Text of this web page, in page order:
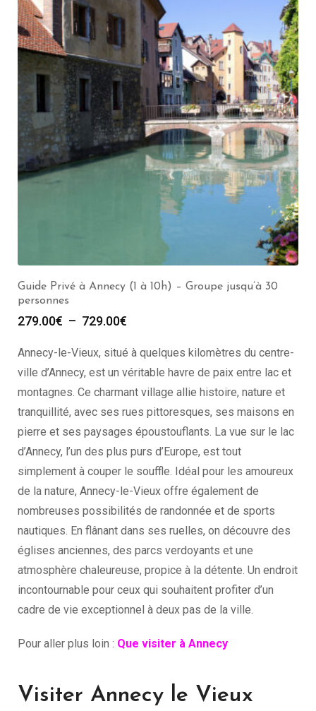
Guide Privé à Annecy (1 à 10h) – Groupe jusqu’à 30
personnes
279.00€ – 729.00€
Annecy-le-Vieux, situé à quelques kilomètres du centre-
ville d’Annecy, est un véritable havre de paix entre lac et
montagnes. Ce charmant village allie histoire, nature et
tranquillité, avec ses rues pittoresques, ses maisons en
pierre et ses paysages époustouflants. La vue sur le lac
d’Annecy, l’un des plus purs d’Europe, est tout
simplement à couper le souffle. Idéal pour les amoureux
de la nature, Annecy-le-Vieux offre également de
nombreuses possibilités de randonnée et de sports
nautiques. En flânant dans ses ruelles, on découvre des
églises anciennes, des parcs verdoyants et une
atmosphère chaleureuse, propice à la détente. Un endroit
incontournable pour ceux qui souhaitent profiter d’un
cadre de vie exceptionnel à deux pas de la ville.
Pour aller plus loin : Que visiter à Annecy
Visiter Annecy le Vieux